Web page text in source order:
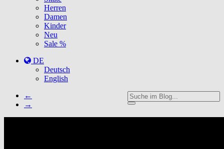
Herren
Damen
Kinder
Neu
Sale %
DE
Deutsch
English
←
→